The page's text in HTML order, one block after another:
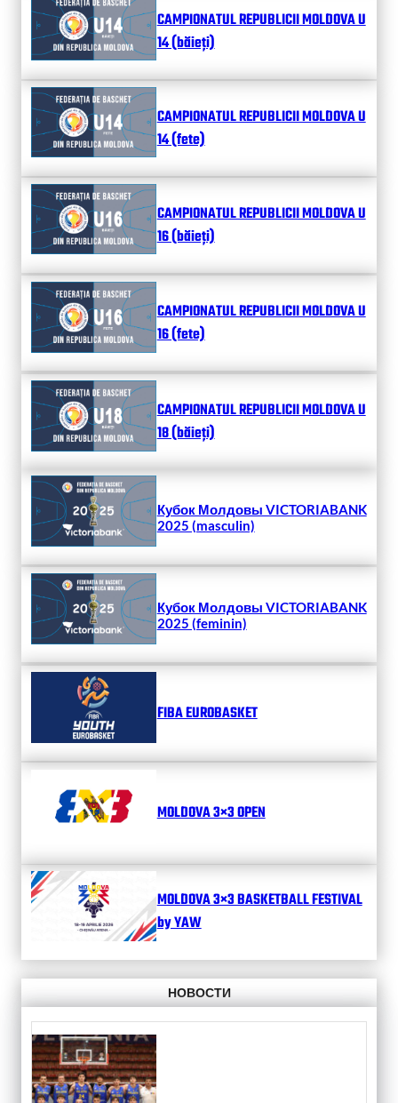
CAMPIONATUL REPUBLICII MOLDOVA U
14 (băieți)
CAMPIONATUL REPUBLICII MOLDOVA U
14 (fete)
CAMPIONATUL REPUBLICII MOLDOVA U
16 (băieți)
CAMPIONATUL REPUBLICII MOLDOVA U
16 (fete)
CAMPIONATUL REPUBLICII MOLDOVA U
18 (băieți)
Кубок Молдовы VICTORIABANK
2025 (masculin)
Кубок Молдовы VICTORIABANK
2025 (feminin)
FIBA EUROBASKET
MOLDOVA 3×3 OPEN
MOLDOVA 3×3 BASKETBALL FESTIVAL
by YAW
НОВОСТИ